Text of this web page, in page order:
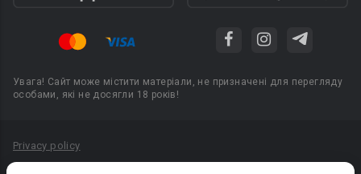
Увага! Сайт може містити матеріали, не призначені для перегляду
особами, які не досягли 18 років!
Privacy policy